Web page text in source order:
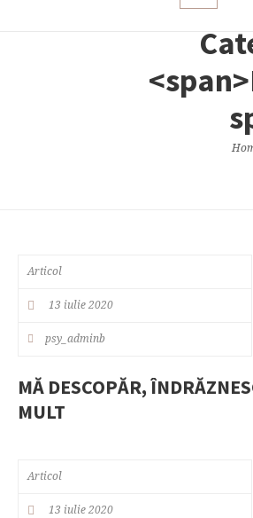
Articol
13 iulie 2020
psy_adminb
MĂ DESCOPĂR,
MULT
Articol
13 iulie 2020